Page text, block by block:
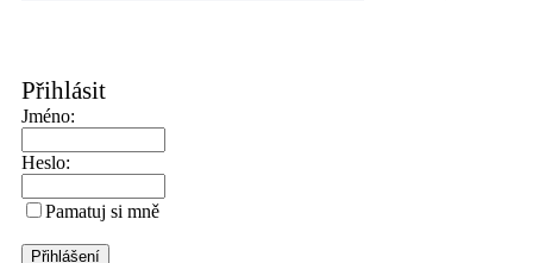
Přihlásit
Jméno:
Heslo:
Pamatuj si mně